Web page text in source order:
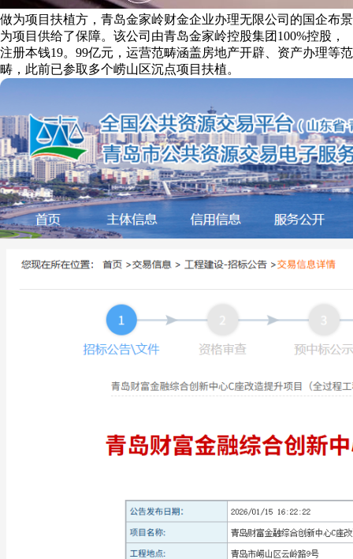
做为项目扶植方，青岛金家岭财金企业办理无限公司的国企布景
为项目供给了保障。该公司由青岛金家岭控股集团100%控股，
注册本钱19。99亿元，运营范畴涵盖房地产开辟、资产办理等范
畴，此前已参取多个崂山区沉点项目扶植。